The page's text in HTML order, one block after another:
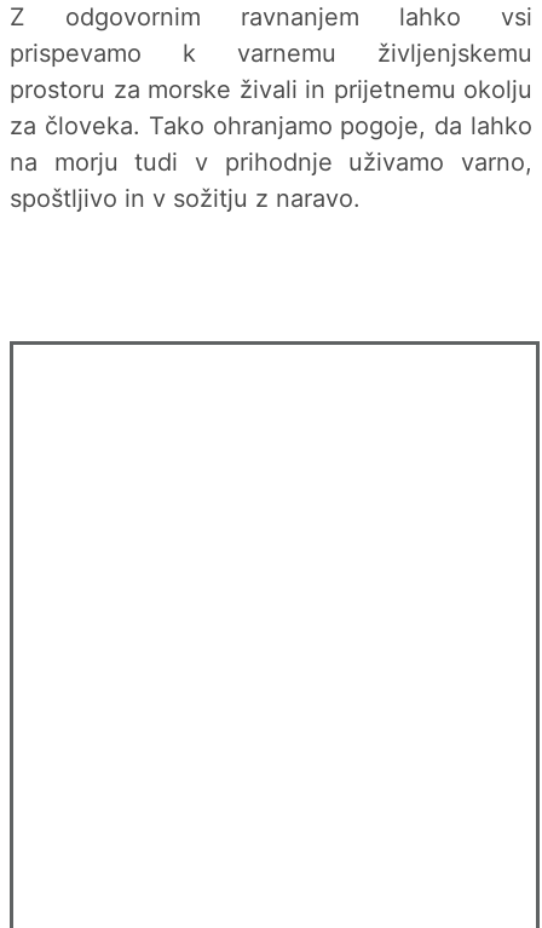
Z odgovornim ravnanjem lahko vsi
prispevamo k varnemu življenjskemu
prostoru za morske živali in prijetnemu okolju
za človeka. Tako ohranjamo pogoje, da lahko
na morju tudi v prihodnje uživamo varno,
spoštljivo in v sožitju z naravo.